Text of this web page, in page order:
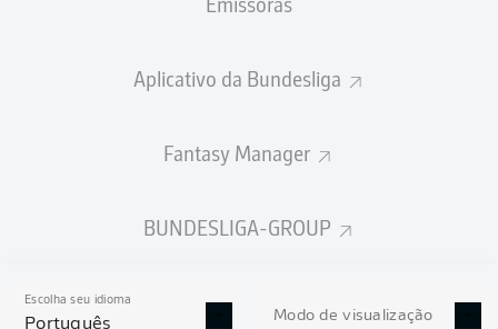
Aplicativo da Bundesliga
Fantasy Manager
BUNDESLIGA-GROUP
Escolha seu idioma
Português Modo de visualização
ESTATÍSTICAS DA
TEMPORADA 2026/2027